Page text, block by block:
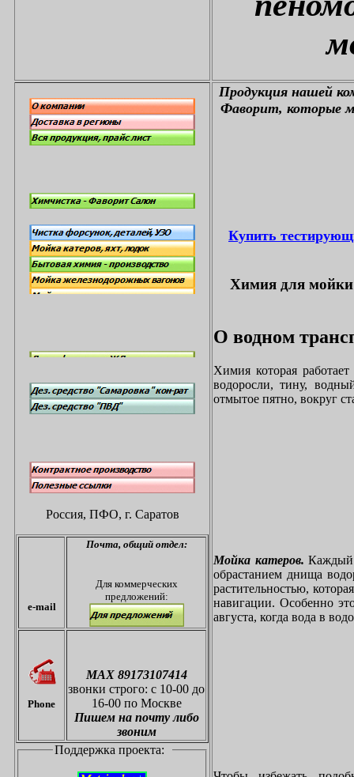
Россия, ПФО, г. Саратов
e-mail
Почта, общий отдел:
Для коммерческих
предложений:
Phone
МАХ 89173107414
звонки строго: с 10-00 до
16-00 по Москве
Пишем на почту либо
звоним
Поддержка проекта:
Продукция нашей
Фаворит, которые
Купить
Химия для мойки
О водном
Химия которая
водоросли, тину,
отмытое пятно, вокруг
Мойка катеров. Каждый
обрастанием днища
растительностью,
навигации. Особенно
августа, когда вода в